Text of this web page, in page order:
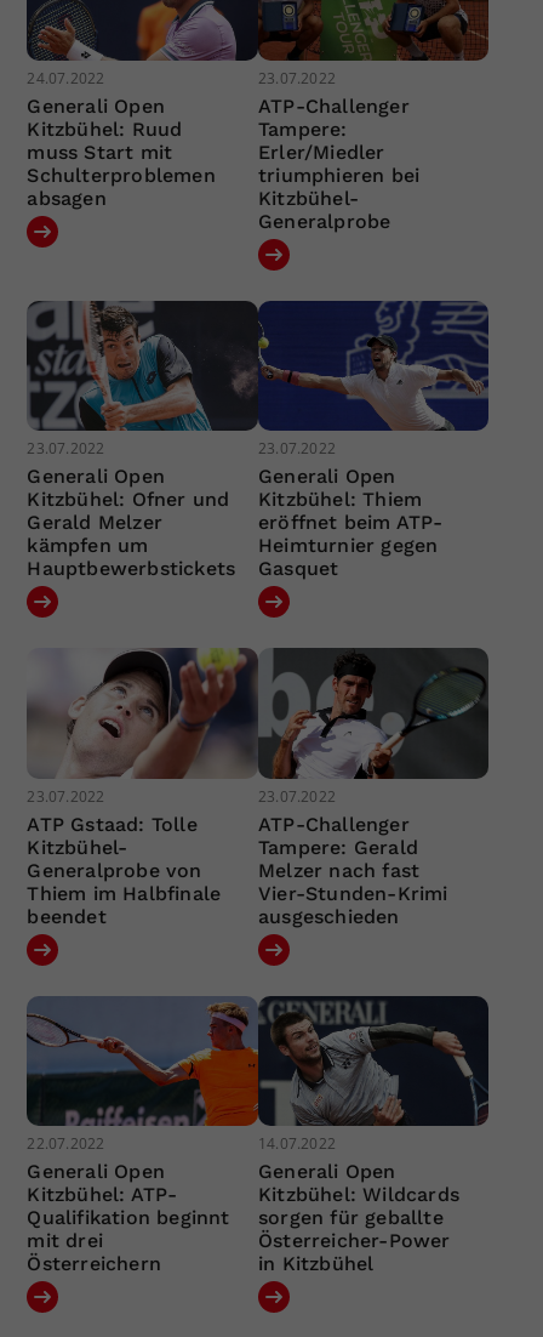
24.07.2022
Generali Open
Kitzbühel: Ruud
muss Start mit
Schulterproblemen
absagen
23.07.2022
ATP-Challenger
Tampere:
Erler/Miedler
triumphieren bei
Kitzbühel-
Generalprobe
23.07.2022
Generali Open
Kitzbühel: Ofner und
Gerald Melzer
kämpfen um
Hauptbewerbstickets
23.07.2022
Generali Open
Kitzbühel: Thiem
eröffnet beim ATP-
Heimturnier gegen
Gasquet
23.07.2022
ATP Gstaad: Tolle
Kitzbühel-
Generalprobe von
Thiem im Halbfinale
beendet
23.07.2022
ATP-Challenger
Tampere: Gerald
Melzer nach fast
Vier-Stunden-Krimi
ausgeschieden
22.07.2022
Generali Open
Kitzbühel: ATP-
Qualifikation beginnt
mit drei
Österreichern
14.07.2022
Generali Open
Kitzbühel: Wildcards
sorgen für geballte
Österreicher-Power
in Kitzbühel